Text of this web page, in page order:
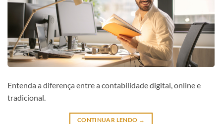
Entenda a diferença entre a contabilidade digital, online e
tradicional.
CONTINUAR LENDO →